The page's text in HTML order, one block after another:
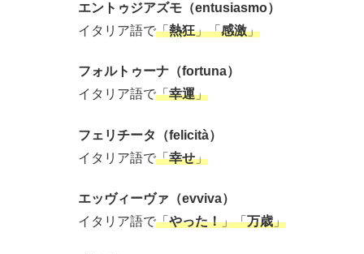
エントゥジアズモ（entusiasmo）
イタリア語で「熱狂」「感激」
フォルトゥーナ（fortuna）
イタリア語で「幸運」
フェリチータ（felicità）
イタリア語で「幸せ」
エッヴィーヴァ（evviva）
イタリア語で「やった！」「万歳」